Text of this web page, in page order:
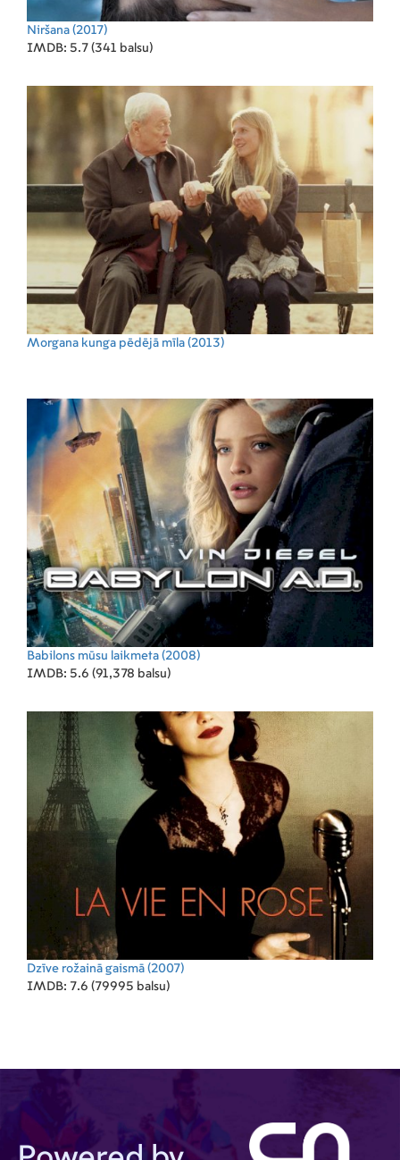
Niršana (2017)
IMDB: 5.7 (341 balsu)
Morgana kunga pēdējā mīla (2013)
Babilons mūsu laikmeta (2008)
IMDB: 5.6 (91,378 balsu)
Dzīve rožainā gaismā (2007)
IMDB: 7.6 (79995 balsu)